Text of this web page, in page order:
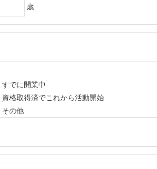
歳
すでに開業中
資格取得済でこれから活動開始
その他